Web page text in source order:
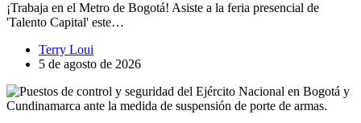
¡Trabaja en el Metro de Bogotá! Asiste a la feria presencial de
'Talento Capital' este…
Terry Loui
5 de agosto de 2026